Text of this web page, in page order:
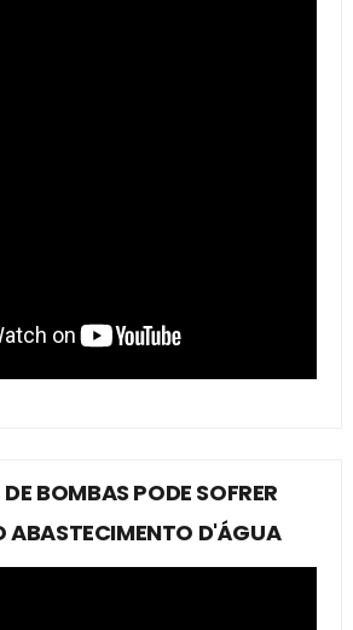
BOMBAS PODE SOFRER
ABASTECIMENTO D'ÁGUA